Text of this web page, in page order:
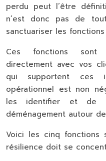
perdu peut l’être
n’est donc pas de
sanctuariser les
Ces fonctions sont
directement avec vos
qui supportent ces
opérationnel est non
les identifier et de
déménagement autour
Voici les cinq fonctions
résilience doit se